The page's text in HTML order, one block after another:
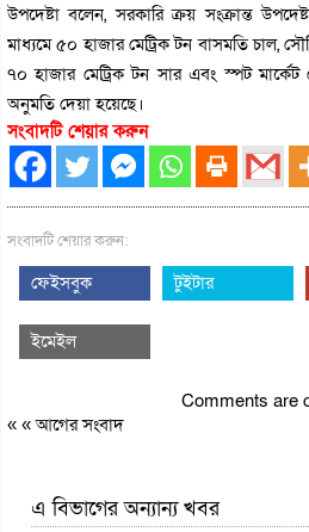
উপদেষ্টা বলেন, সরকারি ক্রয় সংক্রান্ত
মাধ্যমে ৫০ হাজার মেট্রিক টন বাসমতি চাল,
৭০ হাজার মেট্রিক টন সার এবং স্পট
অনুমতি দেয়া হয়েছে।
সংবাদটি শেয়ার করুন
সংবাদটি শেয়ার করুন:
ফেইসবুক টুইটার
ইমেইল
Comments are
« «আগের সংবাদ
এ বিভাগের অন্যান্য খবর